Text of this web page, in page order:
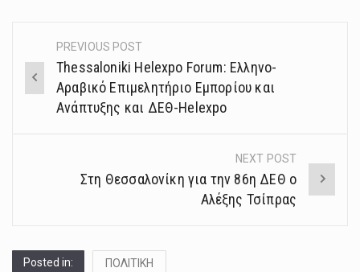
Post
navigation
PREVIOUS POST
Thessaloniki Helexpo Forum: Ελληνο-
Αραβικό Επιμελητήριο Εμπορίου και
Ανάπτυξης και ΔΕΘ-Helexpo
NEXT POST
Στη Θεσσαλονίκη για την 86η ΔΕΘ ο
Αλέξης Τσίπρας
Posted in: ΠΟΛΙΤΙΚΗ